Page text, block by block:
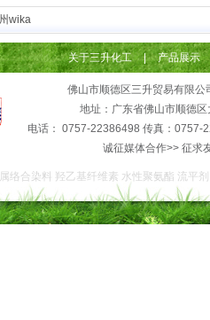
wika
关于三升化工 | 产品展示
佛山市顺德区三升贸易有限公
地址：广东省佛山市顺德
电话： 0757-22386498 传真：0757-
诚征媒体合作>> 征求
络合染料 羟乙基纤维素 水性聚氨酯 流平